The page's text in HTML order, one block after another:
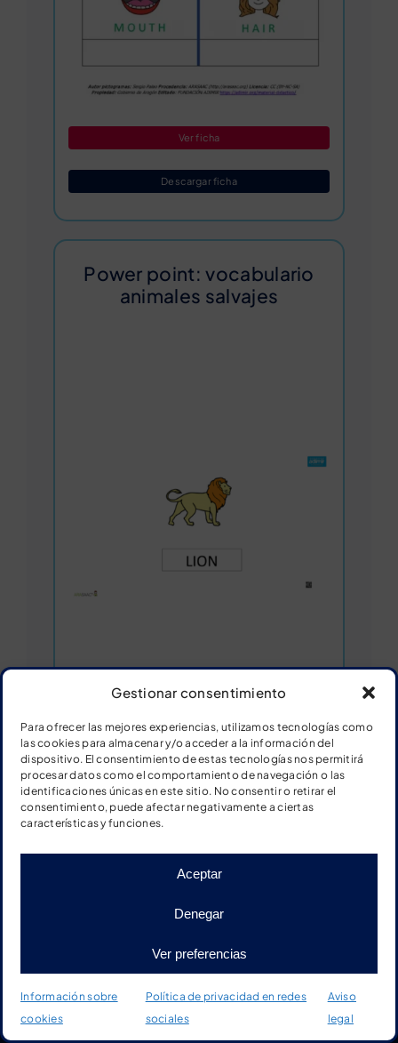
Gestionar consentimiento
Para ofrecer las mejores experiencias, utilizamos tecnologías como
las cookies para almacenar y/o acceder a la información del
dispositivo. El consentimiento de estas tecnologías nos permitirá
procesar datos como el comportamiento de navegación o las
identificaciones únicas en este sitio. No consentir o retirar el
consentimiento, puede afectar negativamente a ciertas
características y funciones.
Aceptar
Denegar
Ver preferencias
Información sobre
cookies
Política de privacidad en redes
sociales
Aviso
legal
Ver ficha
Descargar ficha
Power point: vocabulario
animales salvajes
Ver ficha
Descargar ficha
Fichas: vocabulario
animales salvajes